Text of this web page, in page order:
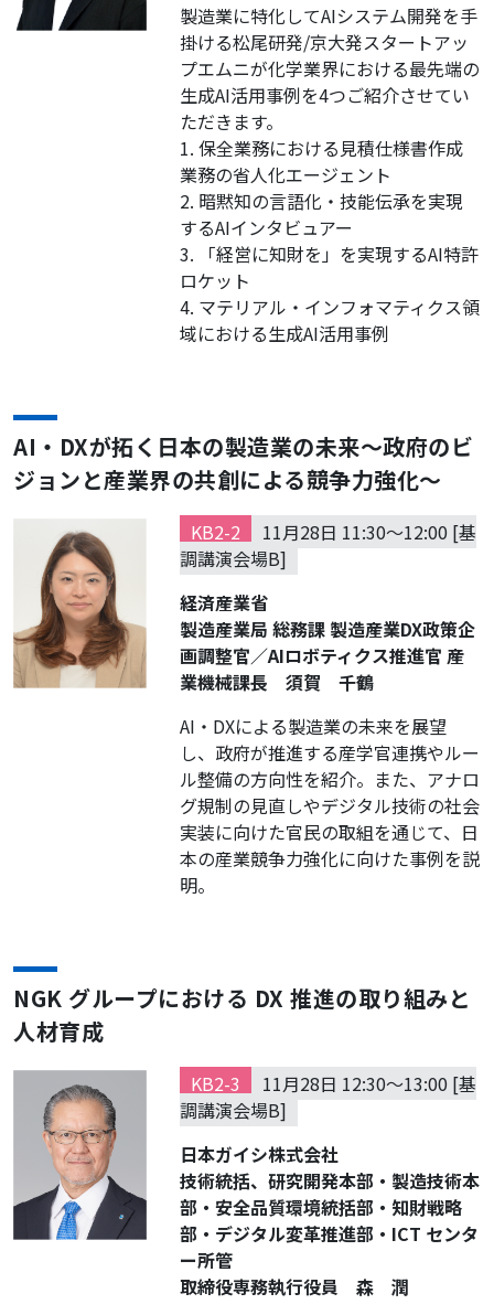
製造業に特化してAIシステム開発を手
掛ける松尾研発/京大発スタートアッ
プエムニが化学業界における最先端の
生成AI活用事例を4つご紹介させてい
ただきます。
1. 保全業務における見積仕様書作成
業務の省人化エージェント
2. 暗黙知の言語化・技能伝承を実現
するAIインタビュアー
3. 「経営に知財を」を実現するAI特許
ロケット
4. マテリアル・インフォマティクス領
域における生成AI活用事例
AI・DXが拓く日本の製造業の未来〜政府のビ
ジョンと産業界の共創による競争力強化〜
KB2-2
11月28日 11:30～12:00 [基
調講演会場B]
経済産業省
製造産業局 総務課 製造産業DX政策企
画調整官／AIロボティクス推進官 産
業機械課長 須賀 千鶴
AI・DXによる製造業の未来を展望
し、政府が推進する産学官連携やルー
ル整備の方向性を紹介。また、アナロ
グ規制の見直しやデジタル技術の社会
実装に向けた官民の取組を通じて、日
本の産業競争力強化に向けた事例を説
明。
NGK グループにおける DX 推進の取り組みと
人材育成
KB2-3
11月28日 12:30～13:00 [基
調講演会場B]
日本ガイシ株式会社
技術統括、研究開発本部・製造技術本
部・安全品質環境統括部・知財戦略
部・デジタル変革推進部・ICT センタ
ー所管
取締役専務執行役員 森 潤